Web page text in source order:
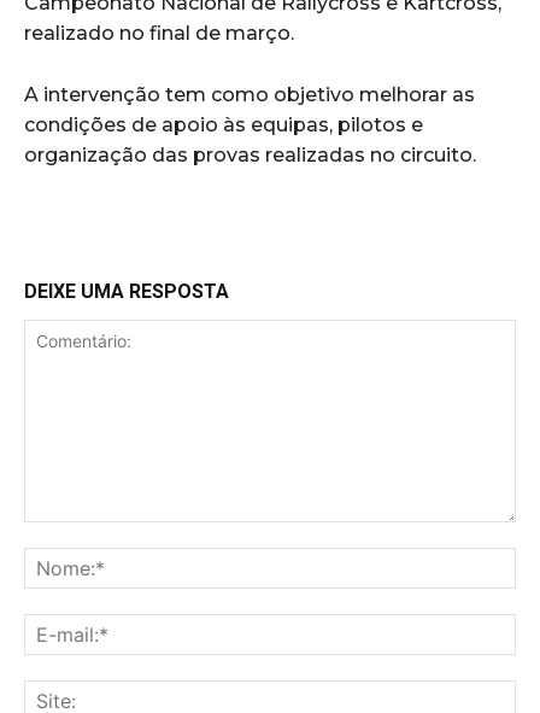
realizado no final de março.
A intervenção tem como objetivo melhorar as
condições de apoio às equipas, pilotos e
organização das provas realizadas no circuito.
DEIXE UMA RESPOSTA